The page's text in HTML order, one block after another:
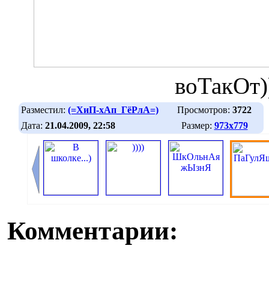
Разместил: (=ХиП-хАп_ГёРлА=) Просмотров: 3722
Дата: 21.04.2009, 22:58 Размер: 973х779
Комментарии: